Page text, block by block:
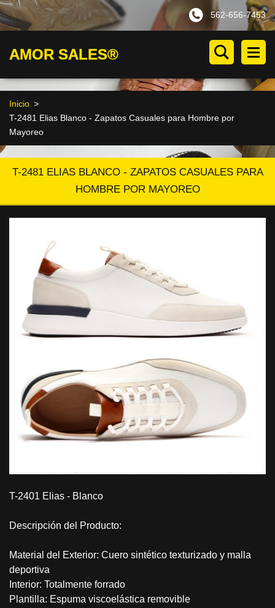
562-656-7453
AMOR SALES®
Inicio >
T-2481 Elias Blanco - Zapatos Casuales para Hombre por
Mayoreo
T-2481 ELIAS BLANCO - ZAPATOS CASUALES PARA
HOMBRE POR MAYOREO
T-2401 Elias - Blanco
Descripción del Producto:
Material del Exterior: Cuero sintético texturizado y malla
deportiva
Interior: Totalmente forrado
Plantilla: Espuma viscoelástica removible